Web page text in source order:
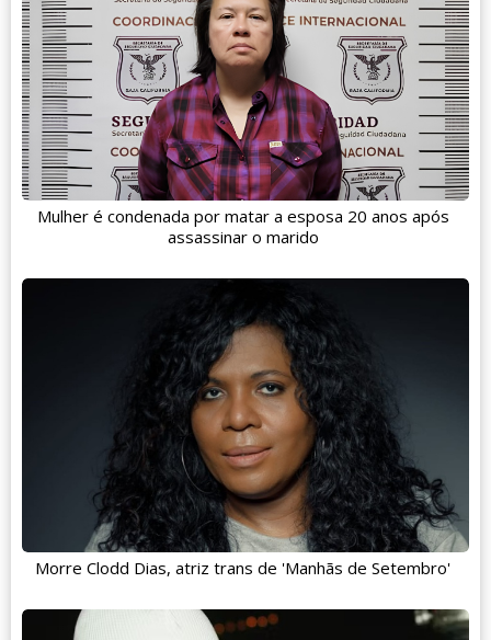
Mulher é condenada por matar a esposa 20 anos após
assassinar o marido
Morre Clodd Dias, atriz trans de 'Manhãs de Setembro'